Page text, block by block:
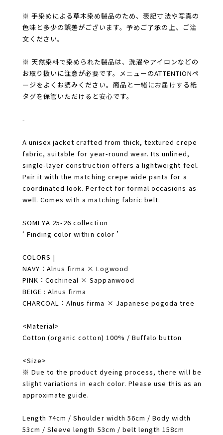
※ 手染めによる草木染め製品のため、表記寸法や写真の
色味と多少の誤差がございます。予めご了承の上、ご注
文ください。
※ 天然染料で染められた製品は、洗濯やアイロンなどの
お取り扱いに注意が必要です。メニューのATTENTIONペ
ージをよくお読みください。商品と一緒にお届けする紙
タグを保管いただけると安心です。
-
A unisex jacket crafted from thick, textured crepe
fabric, suitable for year-round wear. Its unlined,
single-layer construction offers a lightweight feel.
Pair it with the matching crepe wide pants for a
coordinated look. Perfect for formal occasions as
well. Comes with a matching fabric belt.
SOMEYA 25-26 collection
‘ Finding color within color ’
COLORS |
NAVY：Alnus firma × Logwood
PINK：Cochineal × Sappanwood
BEIGE : Alnus firma
CHARCOAL：Alnus firma × Japanese pogoda tree
<Material>
Cotton (organic cotton) 100% / Buffalo button
<Size>
※ Due to the product dyeing process, there will be
slight variations in each color. Please use this as an
approximate guide.
Length 74cm / Shoulder width 56cm / Body width
53cm / Sleeve length 53cm / belt length 158cm